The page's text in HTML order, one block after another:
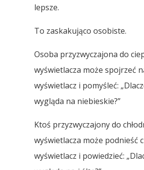
lepsze.
To zaskakująco osobiste.
Osoba przyzwyczajona do
wyświetlacza może spojrzeć
wyświetlacz i pomyśleć:
wygląda na niebieskie?”
Ktoś przyzwyczajony do
wyświetlacza może podnieść
wyświetlacz i powiedzieć: